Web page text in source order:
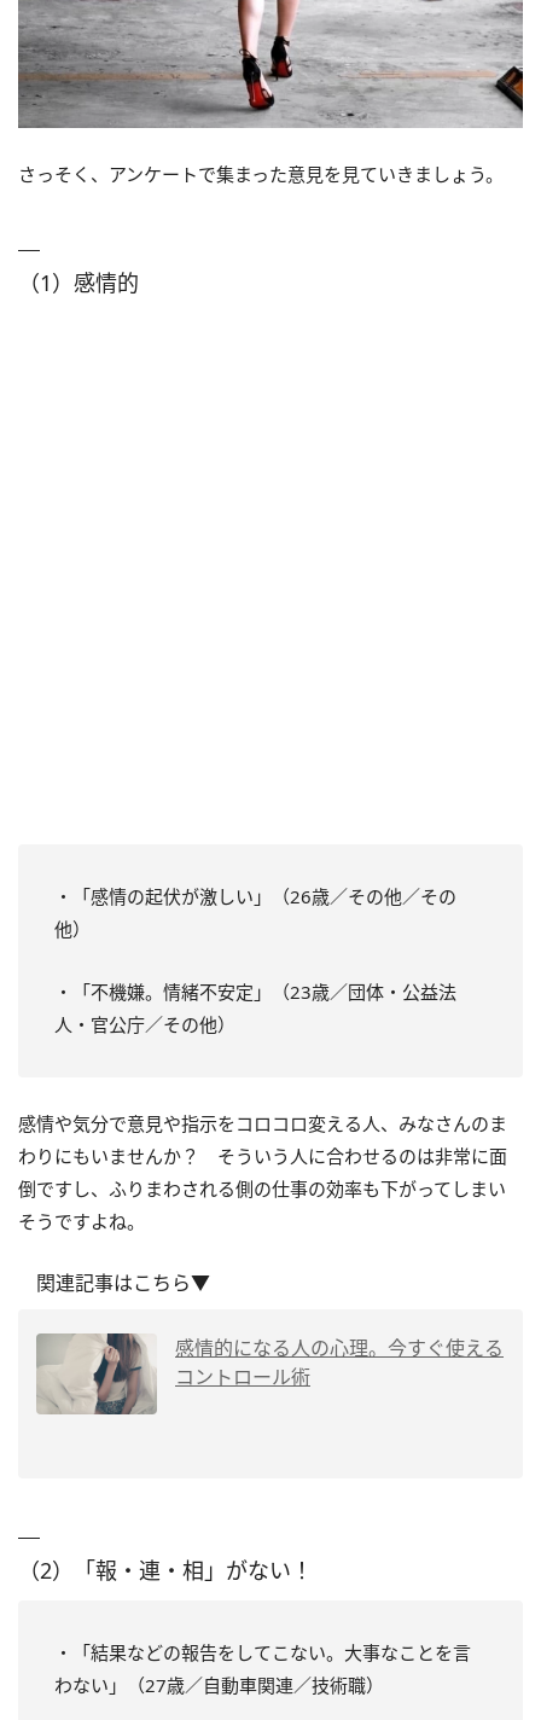
さっそく、アンケートで集まった意見を見ていきましょう。
（1）感情的
・「感情の起伏が激しい」（26歳／その他／その
他）
・「不機嫌。情緒不安定」（23歳／団体・公益法
人・官公庁／その他）
感情や気分で意見や指示をコロコロ変える人、みなさんのま
わりにもいませんか？ そういう人に合わせるのは非常に面
倒ですし、ふりまわされる側の仕事の効率も下がってしまい
そうですよね。
関連記事はこちら▼
感情的になる人の心理。今すぐ使える
コントロール術
（2）「報・連・相」がない！
・「結果などの報告をしてこない。大事なことを言
わない」（27歳／自動車関連／技術職）